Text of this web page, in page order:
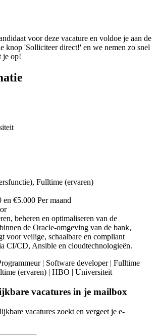
voor deze vacature en voldoe je aan de
knop 'Solliciteer direct!' en we nemen zo snel
je op!
Fulltime (ervaren)
en €5.000 Per maand
beheren en optimaliseren van de
de Oracle-omgeving van de bank,
voor veilige, schaalbare en compliant
CI/CD, Ansible en cloudtechnologieën.
| Software developer | Fulltime
(ervaren) | HBO | Universiteit
vacatures in je mailbox
vacatures zoekt en vergeet je e-